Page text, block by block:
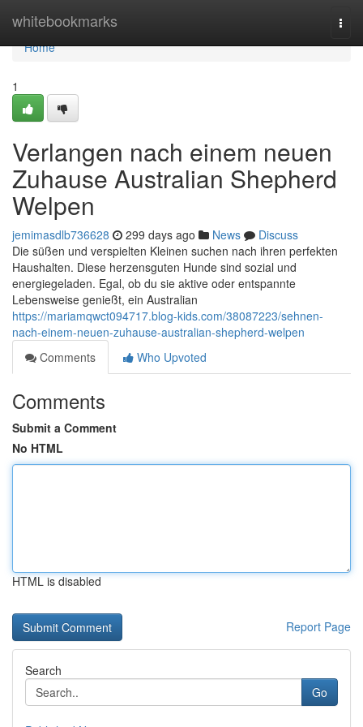
whitebookmarks
Home
Home
1
Verlangen nach einem neuen
Zuhause Australian Shepherd
Welpen
jemimasdlb736628 299 days ago News
Discuss
Die süßen und verspielten Kleinen suchen nach ihren perfekten
Haushalten. Diese herzensguten Hunde sind sozial und
energiegeladen. Egal, ob du sie aktive oder entspannte
Lebensweise genießt, ein Australian
https://mariamqwct094717.blog-kids.com/38087223/sehnen-
nach-einem-neuen-zuhause-australian-shepherd-welpen
Comments
Who Upvoted
Comments
Submit a Comment
No HTML
HTML is disabled
Report Page
Search
Go